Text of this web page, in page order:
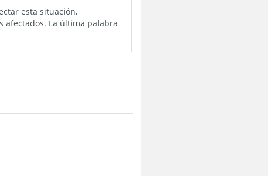
esta situación,
afectados. La última palabra